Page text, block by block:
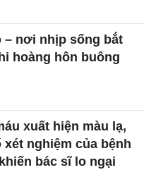
– nơi nhịp sống bắt
hoàng hôn buông
xuất hiện màu lạ,
xét nghiệm của bệnh
bác sĩ lo ngại